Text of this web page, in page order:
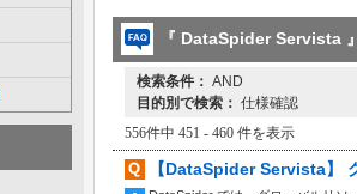
『 DataSpider Servista
検索条件： AND
目的別で検索： 仕様確認
556件中 451 - 460 件を表示
【DataSpider Servista】